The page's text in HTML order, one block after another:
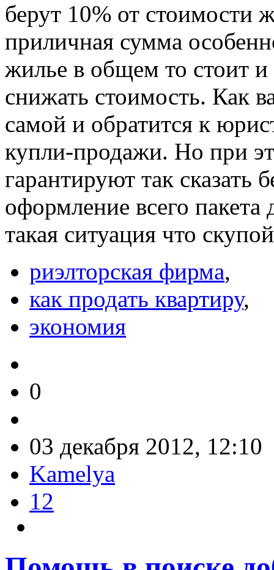
берут 10% от стоимости
приличная сумма
жилье в общем то стоит и
снижать стоимость. Как
самой и обратится к
купли-продажи. Но при
гарантируют так сказать
оформление всего
такая ситуация что
риэлторская фирма,
как продать квартиру,
экономия
0
03 декабря 2012, 12:10
Kamelya
12